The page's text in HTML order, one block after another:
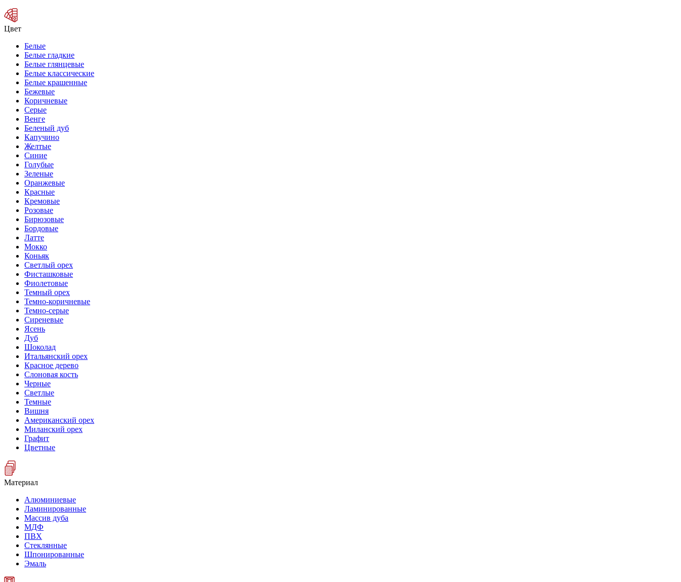
Цвет
Белые
Белые гладкие
Белые глянцевые
Белые классические
Белые крашенные
Бежевые
Коричневые
Серые
Венге
Беленый дуб
Капучино
Желтые
Синие
Голубые
Зеленые
Оранжевые
Красные
Кремовые
Розовые
Бирюзовые
Бордовые
Латте
Мокко
Коньяк
Светлый орех
Фисташковые
Фиолетовые
Темный орех
Темно-коричневые
Темно-серые
Сиреневые
Ясень
Дуб
Шоколад
Итальянский орех
Красное дерево
Слоновая кость
Черные
Светлые
Темные
Вишня
Американский орех
Миланский орех
Графит
Цветные
Материал
Алюминиевые
Ламинированные
Массив дуба
МДФ
ПВХ
Стеклянные
Шпонированные
Эмаль